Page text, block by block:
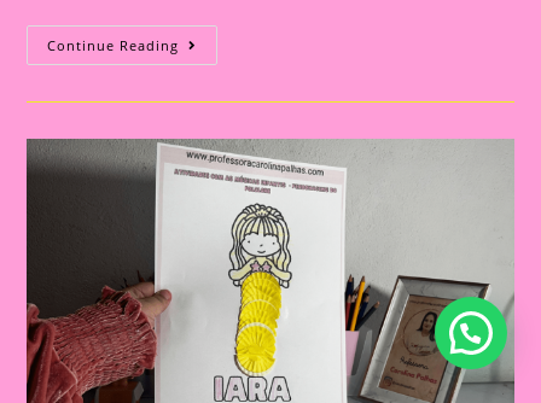
Continue Reading Boi
Bumbá:
E
Os
Personagem
Do
Folclore|A
Importância
Trabalhar
Atividades
Personagens
Folclore
Brasileiro
Educação